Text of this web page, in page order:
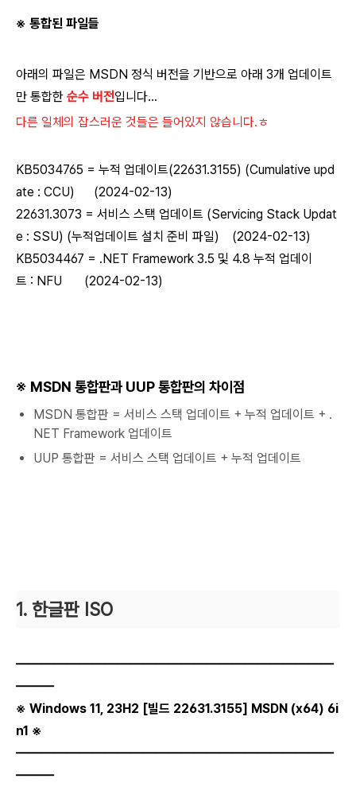
※ 통합된 파일들
아래의 파일은 MSDN 정식 버전을 기반으로 아래 3개 업데이트
만 통합한 순수 버전입니다...
다른 일체의 잡스러운 것들은 들어있지 않습니다.ㅎ
KB5034765 = 누적 업데이트(22631.3155) (Cumulative upd
ate : CCU) (2024-02-13)
22631.3073 = 서비스 스택 업데이트 (Servicing Stack Updat
e : SSU) (누적업데이트 설치 준비 파일) (2024-02-13)
KB5034467 = .NET Framework 3.5 및 4.8 누적 업데이
트 : NFU (2024-02-13)
※ MSDN 통합판과 UUP 통합판의 차이점
MSDN 통합판 = 서비스 스택 업데이트 + 누적 업데이트 + .
NET Framework 업데이트
UUP 통합판 = 서비스 스택 업데이트 + 누적 업데이트
1. 한글판 ISO
―――――――――――――――――――――――――
―――
※ Windows 11, 23H2 [빌드 22631.3155] MSDN (x64) 6i
n1 ※
―――――――――――――――――――――――――
―――